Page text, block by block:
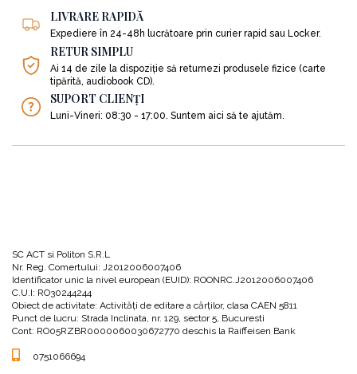
LIVRARE RAPIDĂ
Expediere în 24-48h lucrătoare prin curier rapid sau Locker.
RETUR SIMPLU
Ai 14 de zile la dispoziție să returnezi produsele fizice (carte
tipărită, audiobook CD).
SUPORT CLIENȚI
Luni-Vineri: 08:30 - 17:00. Suntem aici să te ajutăm.
SC ACT si Politon S.R.L
Nr. Reg. Comertului: J2012006007406
Identificator unic la nivel european (EUID): ROONRC.J2012006007406
C.U.I: RO30244244
Obiect de activitate: Activităţi de editare a cărţilor, clasa CAEN 5811
Punct de lucru: Strada Inclinata, nr. 129, sector 5, Bucuresti
Cont: RO05RZBR0000060030672770 deschis la Raiffeisen Bank
0751066694